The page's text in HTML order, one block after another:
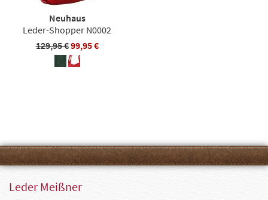
Neuhaus
Leder-Shopper N0002
129,95 €99,95 €
Leder Meißner